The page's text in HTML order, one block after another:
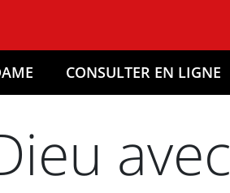
CONSULTER EN LIGNE
avec